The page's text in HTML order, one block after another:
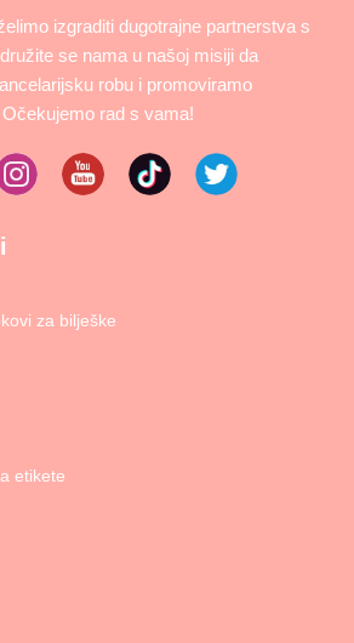
izgraditi dugotrajne partnerstva s
se nama u našoj misiji da
robu i promoviramo
rad s vama!
za bilješke
etikete